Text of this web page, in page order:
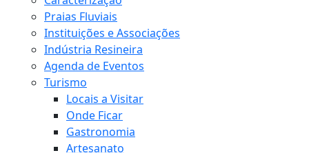
Praias Fluviais
Instituições e Associações
Indústria Resineira
Agenda de Eventos
Turismo
Locais a Visitar
Onde Ficar
Gastronomia
Artesanato